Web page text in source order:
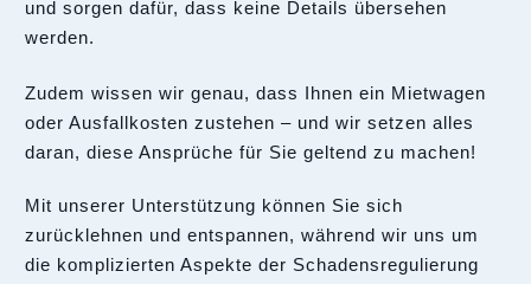
und sorgen dafür, dass keine Details übersehen
werden.
Zudem wissen wir genau, dass Ihnen ein Mietwagen
oder Ausfallkosten zustehen – und wir setzen alles
daran, diese Ansprüche für Sie geltend zu machen!
Mit unserer Unterstützung können Sie sich
zurücklehnen und entspannen, während wir uns um
die komplizierten Aspekte der Schadensregulierung